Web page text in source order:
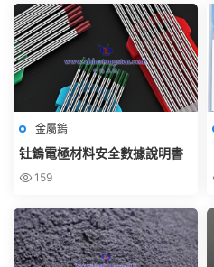
金屬鎢
钍鎢電極材料安全數據說明書
159